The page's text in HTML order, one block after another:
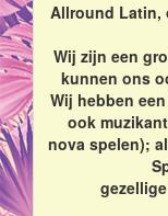
Allround Latin,
Wij zijn een
kunnen ons
Wij hebben
ook
nova spelen);